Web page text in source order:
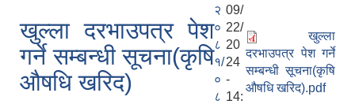
खुल्ला दरभाउपत्र पेश
गर्ने सम्बन्धी सूचना(कृषि
औषधि खरिद)
२
०
८
१/
०
८
09/
22/
20
24
-
14:
खुल्ला
दरभाउपत्र पेश गर्ने
सम्बन्धी सूचना(कृषि
औषधि खरिद).pdf